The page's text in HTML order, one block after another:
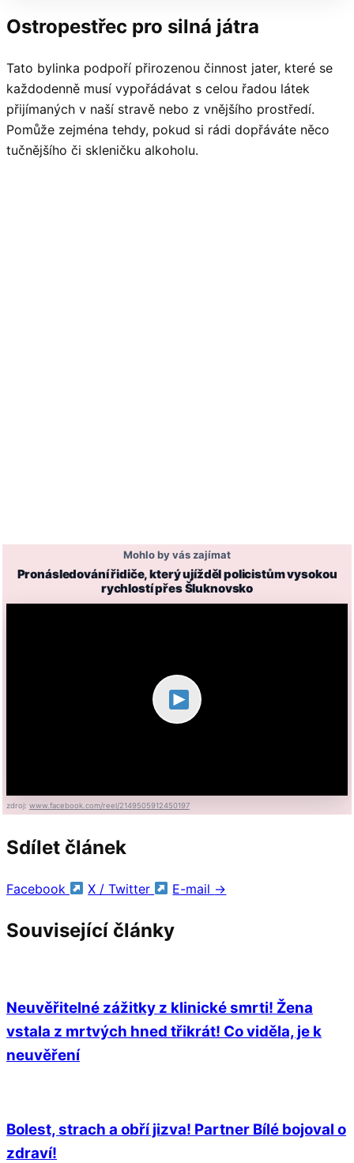
Ostropestřec pro silná játra
Tato bylinka podpoří přirozenou činnost jater, které se
každodenně musí vypořádávat s celou řadou látek
přijímaných v naší stravě nebo z vnějšího prostředí.
Pomůže zejména tehdy, pokud si rádi dopřáváte něco
tučnějšího či skleničku alkoholu.
Mohlo by vás zajímat
Pronásledování řidiče, který ujížděl policistům vysokou
rychlostí přes Šluknovsko
zdroj: www.facebook.com/reel/2149505912450197
Sdílet článek
Facebook X / Twitter E-mail →
Související články
Neuvěřitelné zážitky z klinické smrti! Žena
vstala z mrtvých hned třikrát! Co viděla, je k
neuvěření
Bolest, strach a obří jizva! Partner Bílé bojoval o
zdraví!